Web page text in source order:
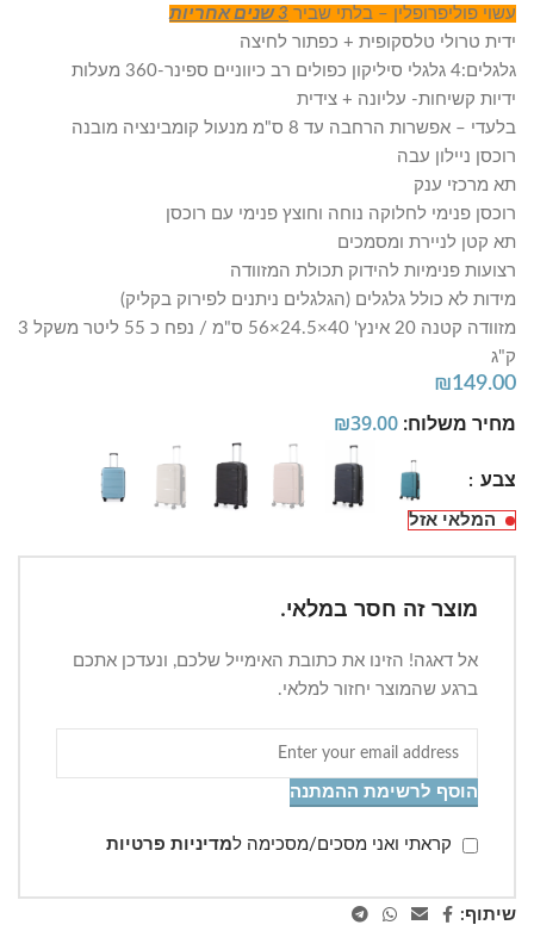
עשוי פוליפרופלין – בלתי שביר 3 שנים אחריות
ידית טרולי טלסקופית + כפתור לחיצה
גלגלים:4 גלגלי סיליקון כפולים רב כיווניים ספינר-360 מעלות
ידיות קשיחות- עליונה + צידית
בלעדי – אפשרות הרחבה עד 8 ס"מ מנעול קומבינציה מובנה
רוכסן ניילון עבה
תא מרכזי ענק
רוכסן פנימי לחלוקה נוחה וחוצץ פנימי עם רוכסן
תא קטן לניירת ומסמכים
רצועות פנימיות להידוק תכולת המזוודה
מידות לא כולל גלגלים (הגלגלים ניתנים לפירוק בקליק)
מזוודה קטנה 20 אינץ' 40×24.5×56 ס"מ / נפח כ 55 ליטר משקל 3
ק"ג
₪149.00
מחיר משלוח: ₪39.00
צבע
המלאי אזל
מוצר זה חסר במלאי.
אל דאגה! הזינו את כתובת האימייל שלכם, ונעדכן אתכם
ברגע שהמוצר יחזור למלאי.
הוסף לרשימת ההמתנה
קראתי ואני מסכים/מסכימה למדיניות פרטיות
שיתוף: